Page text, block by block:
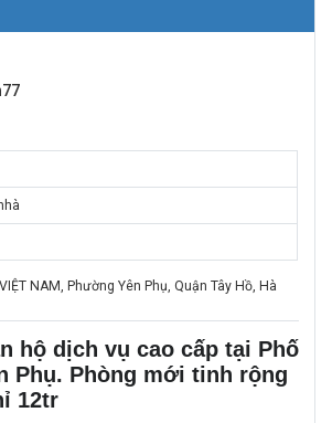
NAM, Phường Yên Phụ, Quận Tây Hồ, Hà
hộ dịch vụ cao cấp tại Phố
Phụ. Phòng mới tinh rộng
12tr